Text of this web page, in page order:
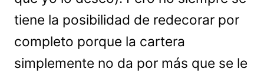
tiene la posibilidad de redecorar por
completo porque la cartera
simplemente no da por más que se le